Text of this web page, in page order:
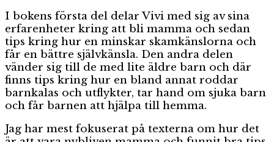
I bokens första del delar Vivi med sig av sina
erfarenheter kring att bli mamma och sedan
tips kring hur en minskar skamkänslorna och
får en bättre självkänsla. Den andra delen
vänder sig till de med lite äldre barn och där
finns tips kring hur en bland annat roddar
barnkalas och utflykter, tar hand om sjuka barn
och får barnen att hjälpa till hemma.
Jag har mest fokuserat på texterna om hur det